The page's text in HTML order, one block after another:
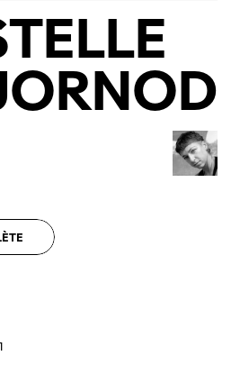
pas de manière
Explorer. Veuillez
autre navigateur.